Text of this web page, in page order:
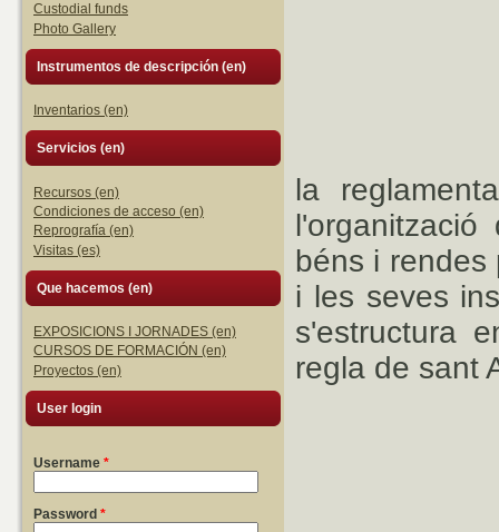
Custodial funds
Photo Gallery
Instrumentos de descripción (en)
Inventarios (en)
Servicios (en)
Recursos (en)
Condiciones de acceso (en)
Reprografía (en)
Visitas (es)
Que hacemos (en)
EXPOSICIONS I JORNADES (en)
CURSOS DE FORMACIÓN (en)
Proyectos (en)
User login
Username *
Password *
la
béns i rendes
i les seves
s'estructura
regla de sant